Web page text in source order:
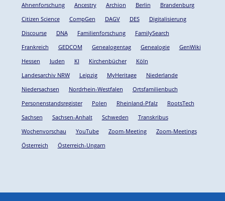
Ahnenforschung Ancestry Archion Berlin
Brandenburg
Citizen Science
CompGen DAGV DES
Digitalisierung
Discourse
DNA Familienforschung
FamilySearch
Frankreich
GEDCOM Genealogentag Genealogie
GenWiki
Hessen
Juden KI Kirchenbücher
Köln
Landesarchiv NRW
Leipzig MyHeritage
Niederlande
Niedersachsen
Nordrhein-Westfalen
Ortsfamilienbuch
Personenstandsregister
Polen Rheinland-Pfalz
RootsTech
Sachsen
Sachsen-Anhalt Schweden
Transkribus
Wochenvorschau
YouTube Zoom-Meeting
Zoom-Meetings
Österreich
Österreich-Ungarn